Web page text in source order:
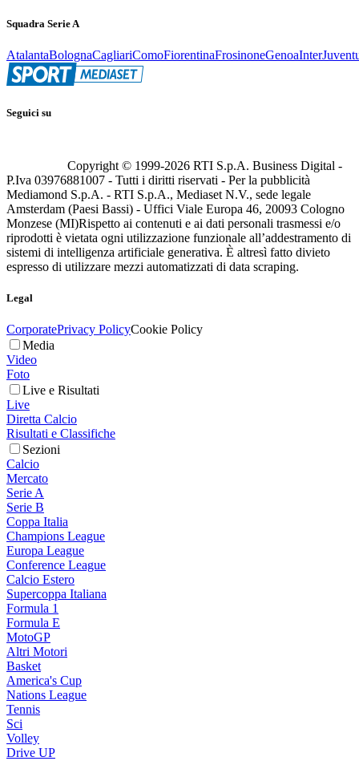
Squadra Serie A
AtalantaBolognaCagliariComoFiorentinaFrosinoneGenoaInter
Seguici su
Copyright © 1999-2026 RTI S.p.A. Business Digital -
P.Iva 03976881007 - Tutti i diritti riservati - Per la pubblicità
Mediamond S.p.A. - RTI S.p.A., Mediaset N.V., sede legale
Amsterdam (Paesi Bassi) - Uffici Viale Europa 46, 20093 Cologno
Monzese (MI)Rispetto ai contenuti e ai dati personali trasmessi e/o
riprodotti è vietata ogni utilizzazione funzionale all’addestramento di
sistemi di intelligenza artificiale generativa. È altresì fatto divieto
espresso di utilizzare mezzi automatizzati di data scraping.
Legal
CorporatePrivacy PolicyCookie Policy
Media
Video
Foto
Live e Risultati
Live
Diretta Calcio
Risultati e Classifiche
Sezioni
Calcio
Mercato
Serie A
Serie B
Coppa Italia
Champions League
Europa League
Conference League
Calcio Estero
Supercoppa Italiana
Formula 1
Formula E
MotoGP
Altri Motori
Basket
America's Cup
Nations League
Tennis
Sci
Volley
Drive UP